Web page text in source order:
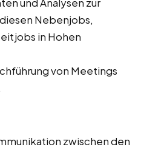
Nebenjobs,
in Hohen
von Meetings
zwischen den